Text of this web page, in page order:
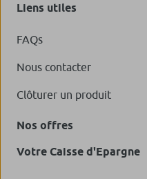
Liens utiles
FAQs
Nous contacter
Clôturer un produit
Nos offres
Votre Caisse d'Epargne